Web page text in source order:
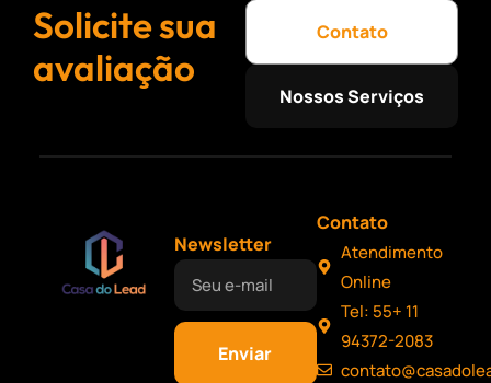
Solicite sua
avaliação
Contato
Nossos Serviços
Newsletter
Enviar
Contato
Atendimento
Online
Tel: 55+ 11
94372-2083